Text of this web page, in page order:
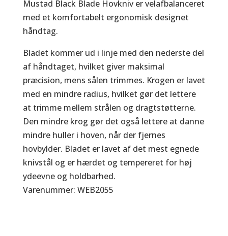
Mustad Black Blade Hovkniv er velafbalanceret
med et komfortabelt ergonomisk designet
håndtag.
Bladet kommer ud i linje med den nederste del
af håndtaget, hvilket giver maksimal
præcision, mens sålen trimmes. Krogen er lavet
med en mindre radius, hvilket gør det lettere
at trimme mellem strålen og dragtstøtterne.
Den mindre krog gør det også lettere at danne
mindre huller i hoven, når der fjernes
hovbylder. Bladet er lavet af det mest egnede
knivstål og er hærdet og tempereret for høj
ydeevne og holdbarhed.
Varenummer: WEB2055